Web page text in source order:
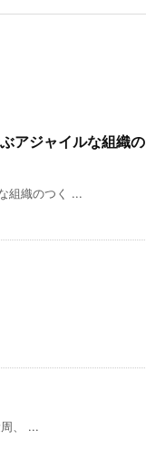
アジャイルな組織の
組織のつく ...
、 ...